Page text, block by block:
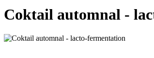
Coktail automnal -